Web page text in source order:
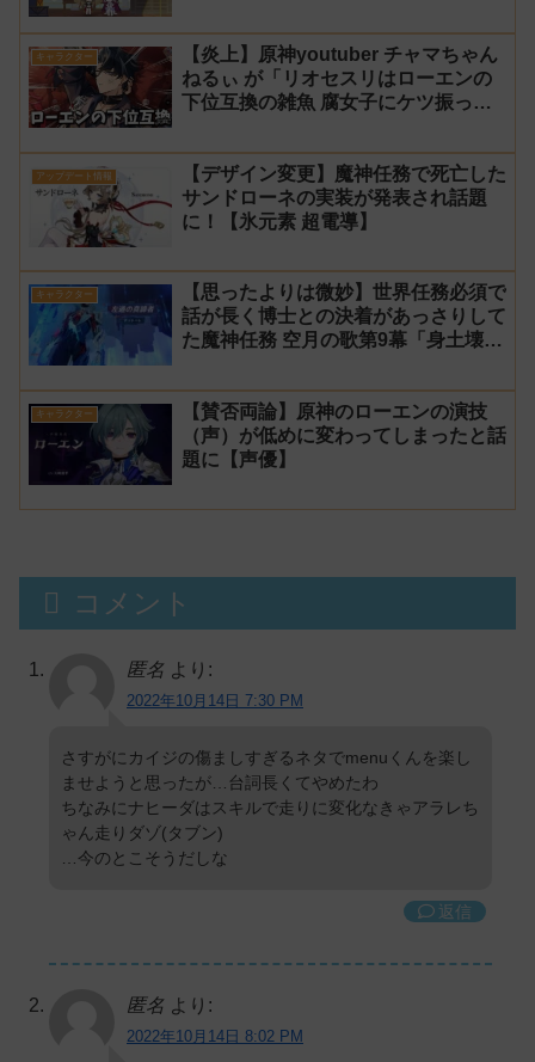
キャラクター
【炎上】原神youtuber チャマちゃん
ねるぃ が「リオセスリはローエンの
下位互換の雑魚 腐女子にケツ振って
アップデート情報
【デザイン変更】魔神任務で死亡した
サンドローネの実装が発表され話題
に！【氷元素 超電導】
キャラクター
【思ったよりは微妙】世界任務必須で
話が長く博士との決着があっさりして
た魔神任務 空月の歌第9幕「身土壊
プラーナ」感想
キャラクター
【賛否両論】原神のローエンの演技
（声）が低めに変わってしまったと話
題に【声優】
コメント
匿名 より:
2022年10月14日 7:30 PM
さすがにカイジの傷ましすぎるネタでmenuくんを楽し
ませようと思ったが…台詞長くてやめたわ
ちなみにナヒーダはスキルで走りに変化なきゃアラレち
ゃん走りダゾ(タブン)
…今のとこそうだしな
返信
匿名 より:
2022年10月14日 8:02 PM